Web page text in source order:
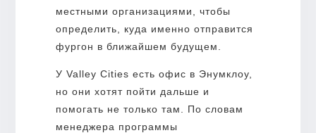
местными организациями, чтобы
определить, куда именно отправится
фургон в ближайшем будущем.
У Valley Cities есть офис в Энумклоу,
но они хотят пойти дальше и
помогать не только там. По словам
менеджера программы